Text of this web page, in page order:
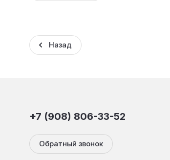
Назад
+7 (908) 806-33-52
Обратный звонок